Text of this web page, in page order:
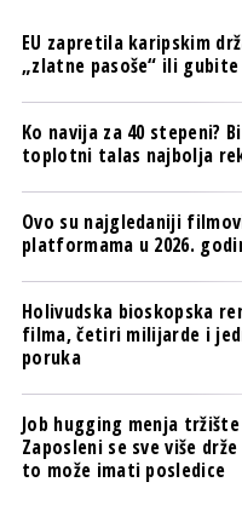
EU zapretila karipskim
„zlatne pasoše“ ili
Ko navija za 40 stepeni?
toplotni talas najbolja
Ovo su najgledaniji
platformama u 2026.
Holivudska bioskopska
filma, četiri milijarde i
poruka
Job hugging menja
Zaposleni se sve više
to može imati posledice